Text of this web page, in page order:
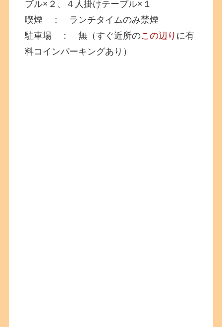
ブル×２、４人掛けテーブル×１
喫煙 ： ランチタイムのみ禁煙
駐車場 ： 無（すぐ近所のこの辺り に有
料コインパーキングあり）